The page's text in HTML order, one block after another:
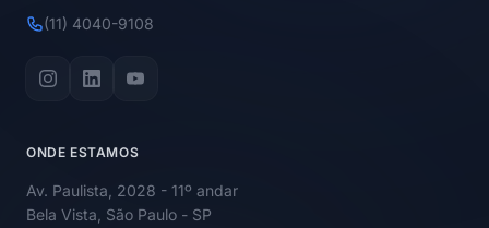
(11) 4040-9108
ONDE ESTAMOS
Av. Paulista, 2028 - 11º andar
Bela Vista, São Paulo - SP